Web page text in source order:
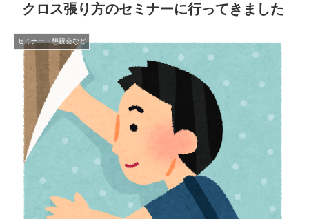
クロス張り方のセミナーに行ってきました
セミナー・懇親会など